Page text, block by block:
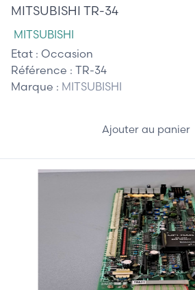
MITSUBISHI TR-34
MITSUBISHI
Etat : Occasion
Référence : TR-34
Marque : MITSUBISHI
Ajouter au panier